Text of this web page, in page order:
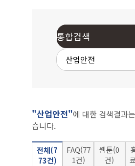
"산업안전"에 대한 검색결과
습니다.
전체(7
73건)
FAQ(77
1건)
웹툰(0
건)